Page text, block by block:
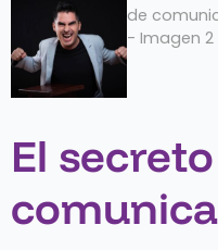
El